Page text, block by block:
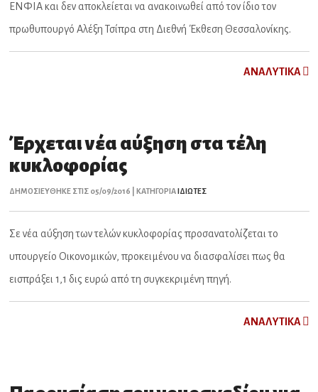
ΕΝΦΙΑ και δεν αποκλείεται να ανακοινωθεί από τον ίδιο τον
πρωθυπουργό Αλέξη Τσίπρα στη Διεθνή Έκθεση Θεσσαλονίκης.
ΑNAΛYTIKA
Έρχεται νέα αύξηση στα τέλη
κυκλοφορίας
ΔΗΜΟΣΙΕΥΘΗΚΕ ΣΤΙΣ 05/09/2016 | ΚΑΤΗΓΟΡΙΑΙΔΙΩΤΕΣ
Σε νέα αύξηση των τελών κυκλοφορίας προσανατολίζεται το
υπουργείο Οικονομικών, προκειμένου να διασφαλίσει πως θα
εισπράξει 1,1 δις ευρώ από τη συγκεκριμένη πηγή.
ΑNAΛYTIKA